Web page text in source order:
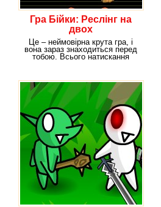
Гра Бійки: Реслінг на
двох
Це – неймовірна крута гра, і
вона зараз знаходиться перед
тобою. Всього натискання